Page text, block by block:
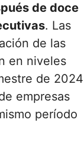
de doce
. Las
de las
en niveles
de 2024
empresas
período